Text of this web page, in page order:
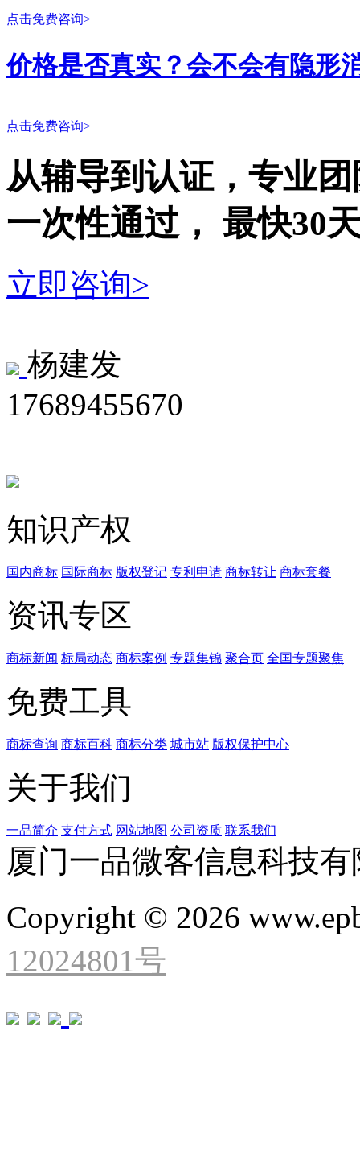
点击免费咨询>
价格是否真实？会不会有隐形
点击免费咨询>
从辅导到认证，专业
一次性通过， 最快30
立即咨询>
杨建发
17689455670
知识产权
国内商标 国际商标 版权登记 专利申请 商标转让 商标套餐
资讯专区
商标新闻 标局动态 商标案例 专题集锦 聚合页 全国专题聚焦
免费工具
商标查询 商标百科 商标分类 城市站 版权保护中心
关于我们
一品简介 支付方式 网站地图 公司资质 联系我们
厦门一品微客信息科技
Copyright © 2026
12024801号